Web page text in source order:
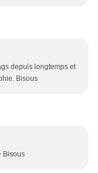
depuis longtemps et
Bisous
Bisous